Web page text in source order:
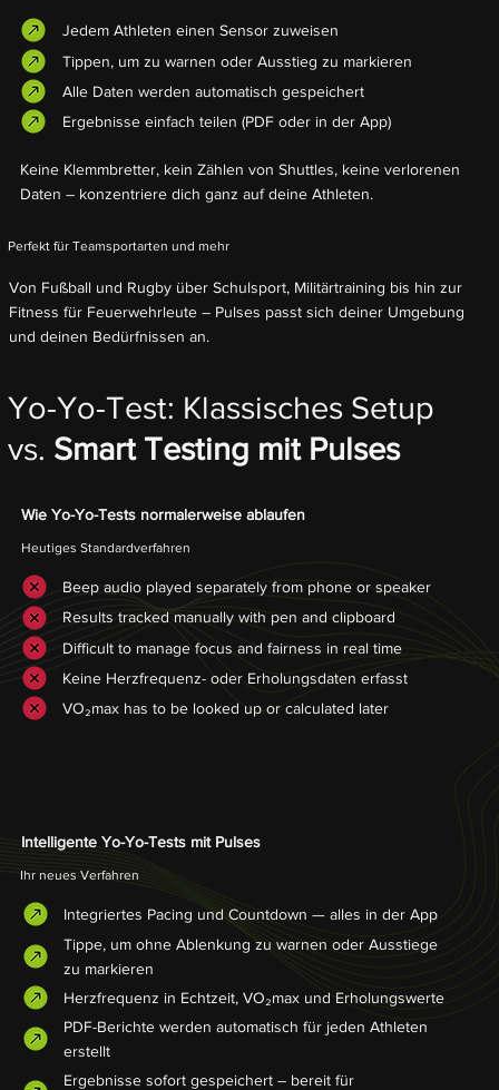
Jedem Athleten einen Sensor zuweisen
Tippen, um zu warnen oder Ausstieg zu markieren
Alle Daten werden automatisch gespeichert
Ergebnisse einfach teilen (PDF oder in der App)
Keine Klemmbretter, kein Zählen von Shuttles, keine verlorenen
Daten – konzentriere dich ganz auf deine Athleten.
Perfekt für Teamsportarten und mehr
Von Fußball und Rugby über Schulsport, Militärtraining bis hin zur
Fitness für Feuerwehrleute – Pulses passt sich deiner Umgebung
und deinen Bedürfnissen an.
Yo-Yo-Test: Klassisches Setup
vs. Smart Testing mit Pulses
Wie Yo-Yo-Tests normalerweise ablaufen
Heutiges Standardverfahren
Beep audio played separately from phone or speaker
Results tracked manually with pen and clipboard
Difficult to manage focus and fairness in real time
Keine Herzfrequenz- oder Erholungsdaten erfasst
VO₂max has to be looked up or calculated later
Intelligente Yo-Yo-Tests mit Pulses
Ihr neues Verfahren
Integriertes Pacing und Countdown — alles in der App
Tippe, um ohne Ablenkung zu warnen oder Ausstiege
zu markieren
Herzfrequenz in Echtzeit, VO₂max und Erholungswerte
PDF-Berichte werden automatisch für jeden Athleten
erstellt
Ergebnisse sofort gespeichert – bereit für